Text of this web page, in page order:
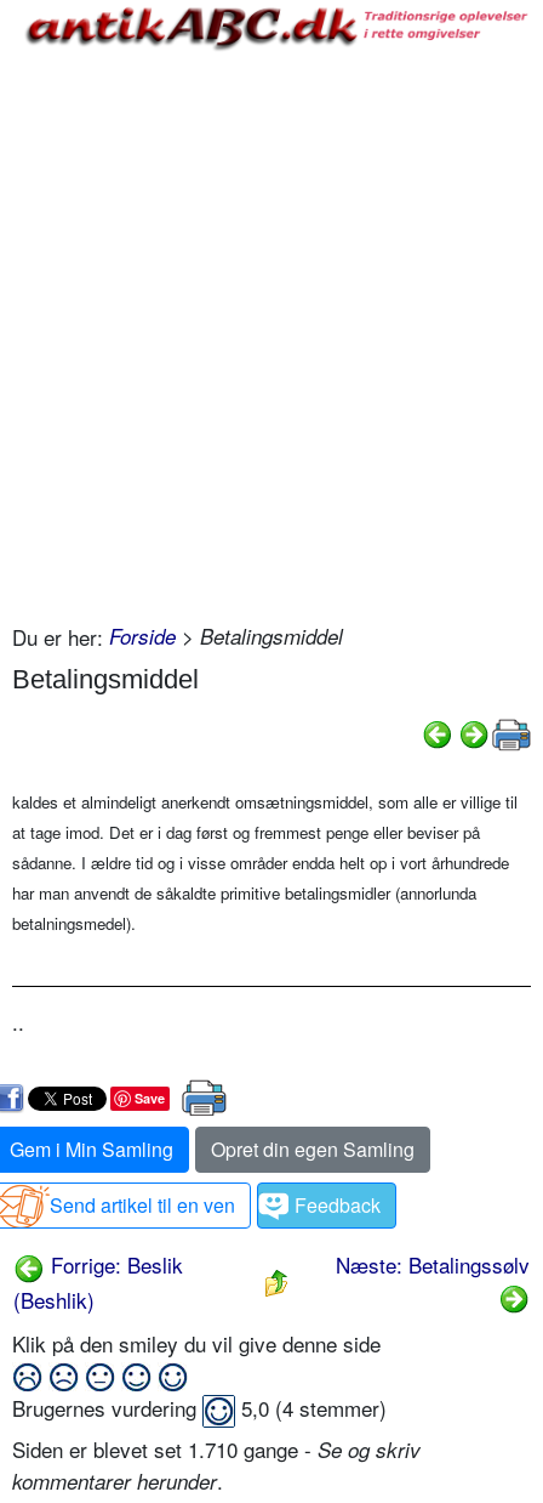
Du er her: Forside > Betalingsmiddel
Betalingsmiddel
kaldes et almindeligt anerkendt omsætningsmiddel, som alle er villige til
at tage imod. Det er i dag først og fremmest penge eller beviser på
sådanne. I ældre tid og i visse områder endda helt op i vort århundrede
har man anvendt de såkaldte primitive betalingsmidler (annorlunda
betalningsmedel).
..
Save
Gem i Min Samling
Opret din egen Samling
Send artikel til en ven
Feedback
Forrige: Beslik
(Beshlik)
Næste: Betalingssølv
Klik på den smiley du vil give denne side
Brugernes vurdering 5,0 (4 stemmer)
Siden er blevet set 1.710 gange - Se og skriv
kommentarer herunder.